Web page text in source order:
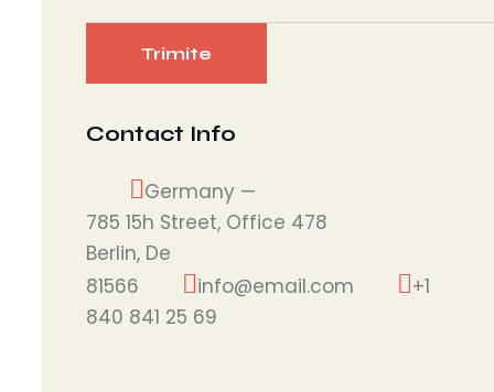
Contact Info
Germany —
785 15h Street, Office 478
Berlin, De
81566
info@email.com
+1
840 841 25 69